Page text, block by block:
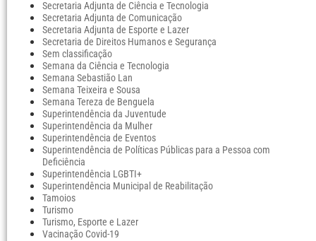
Secretaria Adjunta de Ciência e Tecnologia
Secretaria Adjunta de Comunicação
Secretaria Adjunta de Esporte e Lazer
Secretaria de Direitos Humanos e Segurança
Sem classificação
Semana da Ciência e Tecnologia
Semana Sebastião Lan
Semana Teixeira e Sousa
Semana Tereza de Benguela
Superintendência da Juventude
Superintendência da Mulher
Superintendência de Eventos
Superintendência de Políticas Públicas para a Pessoa com
Deficiência
Superintendência LGBTI+
Superintendência Municipal de Reabilitação
Tamoios
Turismo
Turismo, Esporte e Lazer
Vacinação Covid-19